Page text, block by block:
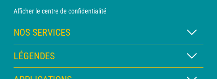
Afficher le centre de confidentialité
NOS SERVICES
Abonnement METEO Xpert
Abonnement METEO PRO
LÉGENDES